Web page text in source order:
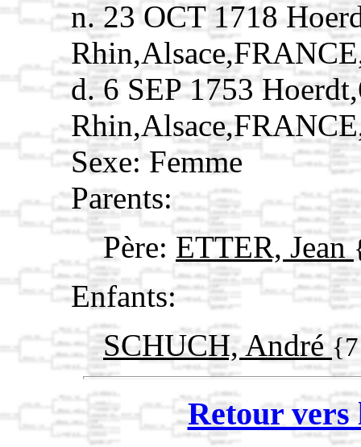
n. 23 OCT 1718
d. 6 SEP 1753
Sexe: Femme
Parents:
Père: ETTER, Jean
Enfants:
SCHUCH, André
Retour vers